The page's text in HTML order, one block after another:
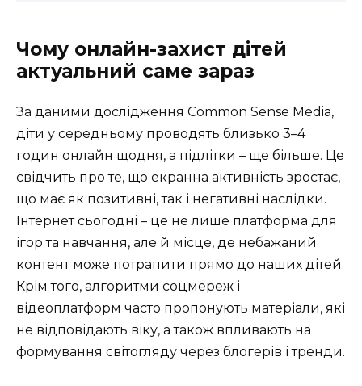
Чому онлайн-захист дітей
актуальний саме зараз
За даними дослідження Common Sense Media,
діти у середньому проводять близько 3–4
годин онлайн щодня, а підлітки – ще більше. Це
свідчить про те, що екранна активність зростає,
що має як позитивні, так і негативні наслідки.
Інтернет сьогодні – це не лише платформа для
ігор та навчання, але й місце, де небажаний
контент може потрапити прямо до наших дітей.
Крім того, алгоритми соцмереж і
відеоплатформ часто пропонують матеріали, які
не відповідають віку, а також впливають на
формування світогляду через блогерів і тренди.